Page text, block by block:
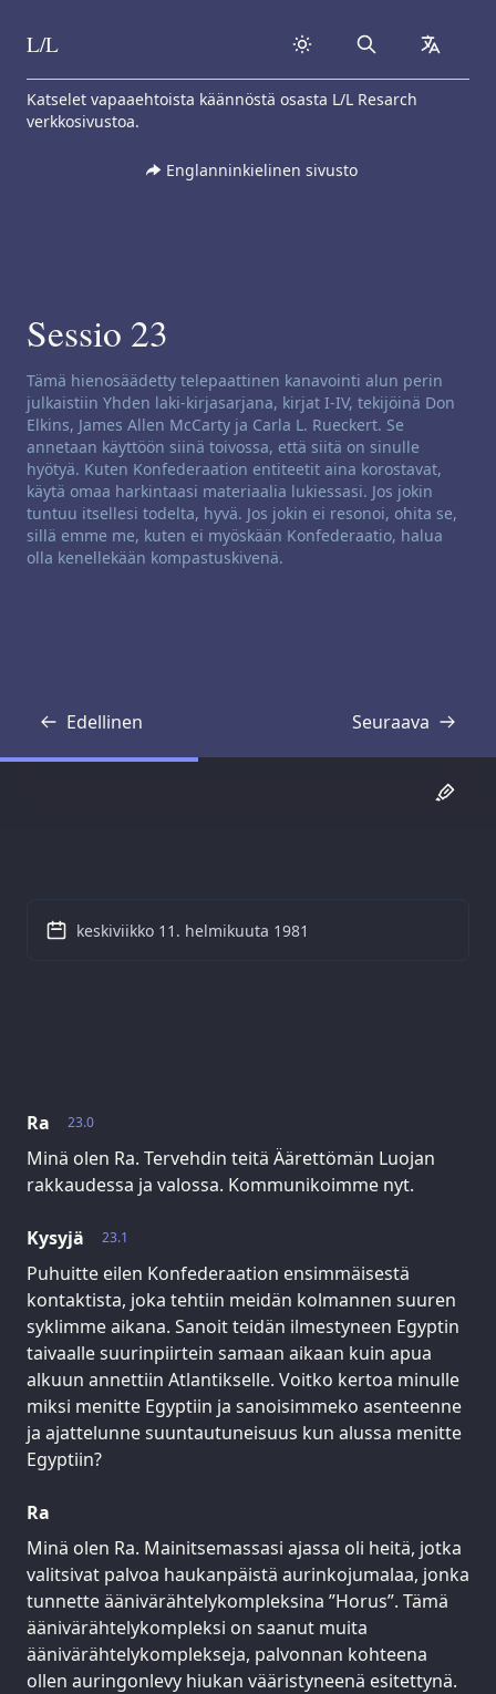
Skip to content
L/L Search
Katselet vapaaehtoista käännöstä osasta L/L Resarch
verkkosivustoa.
Englanninkielinen sivusto
Sessio 23
Kanavoinnin vastuuvapausilmoitus:
Tämä hienosäädetty telepaattinen kanavointi alun perin
julkaistiin Yhden laki-kirjasarjana, kirjat I-IV, tekijöinä Don
Elkins, James Allen McCarty ja Carla L. Rueckert. Se
annetaan käyttöön siinä toivossa, että siitä on sinulle
hyötyä. Kuten Konfederaation entiteetit aina korostavat,
käytä omaa harkintaasi materiaalia lukiessasi. Jos jokin
tuntuu itsellesi todelta, hyvä. Jos jokin ei resonoi, ohita se,
sillä emme me, kuten ei myöskään Konfederaatio, halua
olla kenellekään kompastuskivenä.
Edellinen
Transkriptio Seuraava
Transkriptio
23.0
Ra
Minä olen Ra. Tervehdin teitä Äärettömän Luojan
rakkaudessa ja valossa. Kommunikoimme nyt.
23.1
Kysyjä
Puhuitte eilen Konfederaation ensimmäisestä
kontaktista, joka tehtiin meidän kolmannen suuren
syklimme aikana. Sanoit teidän ilmestyneen Egyptin
taivaalle suurinpiirtein samaan aikaan kuin apua
alkuun annettiin Atlantikselle. Voitko kertoa minulle
miksi menitte Egyptiin ja sanoisimmeko asenteenne
ja ajattelunne suuntautuneisuus kun alussa menitte
Egyptiin?
Ra
Minä olen Ra. Mainitsemassasi ajassa oli heitä, jotka
valitsivat palvoa haukanpäistä aurinkojumalaa, jonka
tunnette äänivärähtelykompleksina ”Horus”. Tämä
äänivärähtelykompleksi on saanut muita
äänivärähtelykomplekseja, palvonnan kohteena
ollen auringonlevy hiukan vääristyneenä esitettynä.
keskiviikko 11. helmikuuta 1981